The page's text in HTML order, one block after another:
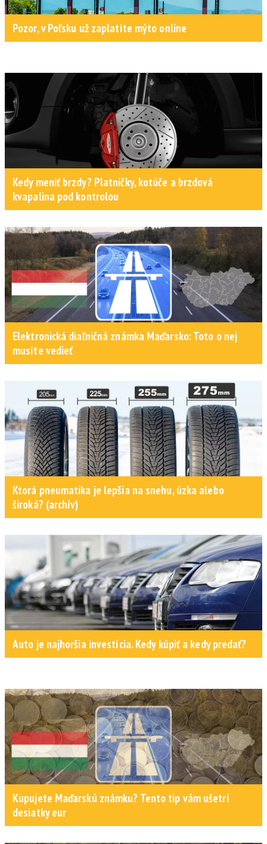
Pozor, v Poľsku už zaplatíte mýto online
Kedy meniť brzdy? Platničky, kotúče a brzdová
kvapalina pod kontrolou
Elektronická diaľničná známka Maďarsko: Toto o nej
musíte vedieť
Ktorá pneumatika je lepšia na snehu, úzka alebo
široká? (archív)
Auto je najhoršia investícia. Kedy kúpiť a kedy predať?
Kupujete Maďarskú známku? Tento tip vám ušetrí
desiatky eur